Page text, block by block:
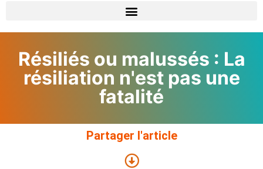
Résiliés ou malussés : La
résiliation n'est pas une
fatalité
Partager l'article